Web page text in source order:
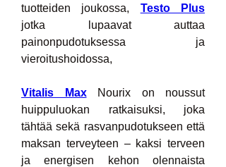
tuotteiden joukossa, Testo Plus
jotka lupaavat auttaa
painonpudotuksessa ja
vieroitushoidossa,
Vitalis Max Nourix on noussut
huippuluokan ratkaisuksi, joka
tähtää sekä rasvanpudotukseen että
maksan terveyteen – kaksi terveen
ja energisen kehon olennaista